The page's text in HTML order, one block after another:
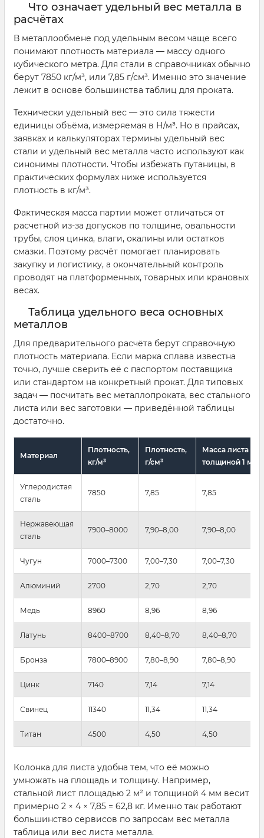
Что означает удельный вес металла в
расчётах
В металлообмене под удельным весом чаще всего
понимают плотность материала — массу одного
кубического метра. Для стали в справочниках обычно
берут 7850 кг/м³, или 7,85 г/см³. Именно это значение
лежит в основе большинства таблиц для проката.
Технически удельный вес — это сила тяжести
единицы объёма, измеряемая в Н/м³. Но в прайсах,
заявках и калькуляторах термины удельный вес
стали и удельный вес металла часто используют как
синонимы плотности. Чтобы избежать путаницы, в
практических формулах ниже используется
плотность в кг/м³.
Фактическая масса партии может отличаться от
расчетной из-за допусков по толщине, овальности
трубы, слоя цинка, влаги, окалины или остатков
смазки. Поэтому расчёт помогает планировать
закупку и логистику, а окончательный контроль
проводят на платформенных, товарных или крановых
весах.
Таблица удельного веса основных
металлов
Для предварительного расчёта берут справочную
плотность материала. Если марка сплава известна
точно, лучше сверить её с паспортом поставщика
или стандартом на конкретный прокат. Для типовых
задач — посчитать вес металлопроката, вес стального
листа или вес заготовки — приведённой таблицы
достаточно.
Материал
Плотность,
кг/м³
Плотность,
г/см³
Масса листа 1 м²
толщиной 1 мм,
Углеродистая
сталь
7850 7,85 7,85
Нержавеющая
сталь
7900–8000 7,90–8,00 7,90–8,00
Чугун 7000–7300 7,00–7,30 7,00–7,30
Алюминий 2700 2,70 2,70
Медь 8960 8,96 8,96
Латунь 8400–8700 8,40–8,70 8,40–8,70
Бронза 7800–8900 7,80–8,90 7,80–8,90
Цинк 7140 7,14 7,14
Свинец 11340 11,34 11,34
Титан 4500 4,50 4,50
Колонка для листа удобна тем, что её можно
умножать на площадь и толщину. Например,
стальной лист площадью 2 м² и толщиной 4 мм весит
примерно 2 × 4 × 7,85 = 62,8 кг. Именно так работают
большинство сервисов по запросам вес металла
таблица или вес листа металла.